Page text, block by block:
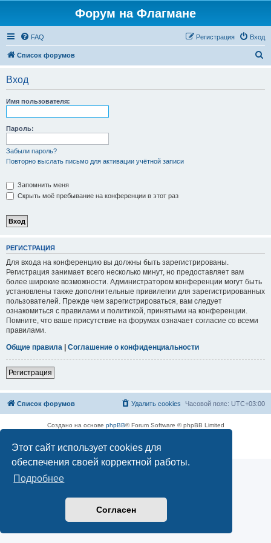
Этот сайт использует cookies для
обеспечения своей корректной работы.
Подробнее
Согласен
Форум на Флагмане
FAQ Вход
Регистрация
Список форумов
Вход
Имя пользователя:
Пароль:
Забыли пароль?
Повторно выслать письмо для активации учётной записи
Запомнить меня
Скрыть моё пребывание на конференции в этот раз
РЕГИСТРАЦИЯ
Для входа на конференцию вы должны быть зарегистрированы.
Регистрация занимает всего несколько минут, но предоставляет вам
более широкие возможности. Администратором конференции могут быть
установлены также дополнительные привилегии для зарегистрированных
пользователей. Прежде чем зарегистрироваться, вам следует
ознакомиться с правилами и политикой, принятыми на конференции.
Помните, что ваше присутствие на форумах означает согласие со всеми
правилами.
Общие правила | Соглашение о конфиденциальности
Регистрация
Список форумов Часовой пояс: UTC+03:00
Удалить cookies
Создано на основе phpBB® Forum Software © phpBB Limited
Конфиденциальность|Правила